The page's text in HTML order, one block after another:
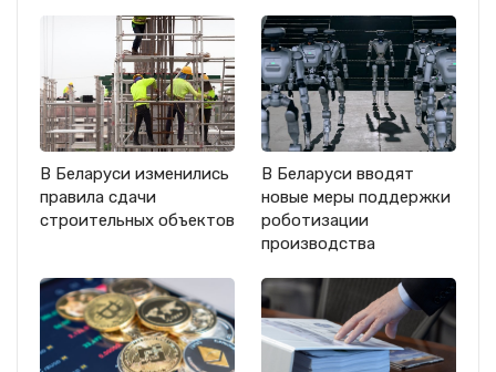
В Беларуси изменились
правила сдачи
строительных объектов
В Беларуси вводят
новые меры поддержки
роботизации
производства